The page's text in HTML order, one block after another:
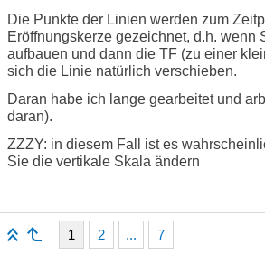
Die Punkte der Linien werden zum
Eröffnungskerze gezeichnet, d.h. wenn
aufbauen und dann die TF (zu einer
sich die Linie natürlich verschieben.
Daran habe ich lange gearbeitet und
daran).
ZZZY: in diesem Fall ist es
Sie die vertikale Skala ändern
1 2 ... 7